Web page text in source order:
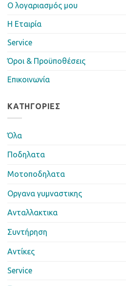
Ο λογαριασμός μου
Η Eταιρία
Service
Όροι & Προϋποθέσεις
Επικοινωνία
ΚΑΤΗΓΟΡΊΕΣ
Όλα
Ποδηλατα
Μοτοποδηλατα
Οργανα γυμναστικης
Ανταλλακτικα
Συντήρηση
Αντίκες
Service